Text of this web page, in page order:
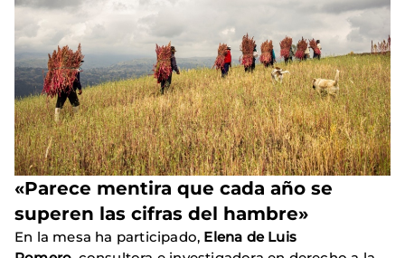
«Parece mentira que cada año se
superen las cifras del hambre»
En la mesa ha participado, Elena de Luis